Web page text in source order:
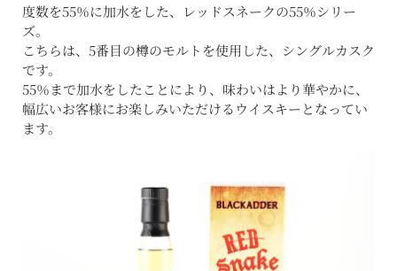
度数を55％に加水をした、レッドスネークの55％シリー
ズ。
こちらは、5番目の樽のモルトを使用した、シングルカスク
です。
55％まで加水をしたことにより、味わいはより華やかに、
幅広いお客様にお楽しみいただけるウイスキーとなってい
ます。